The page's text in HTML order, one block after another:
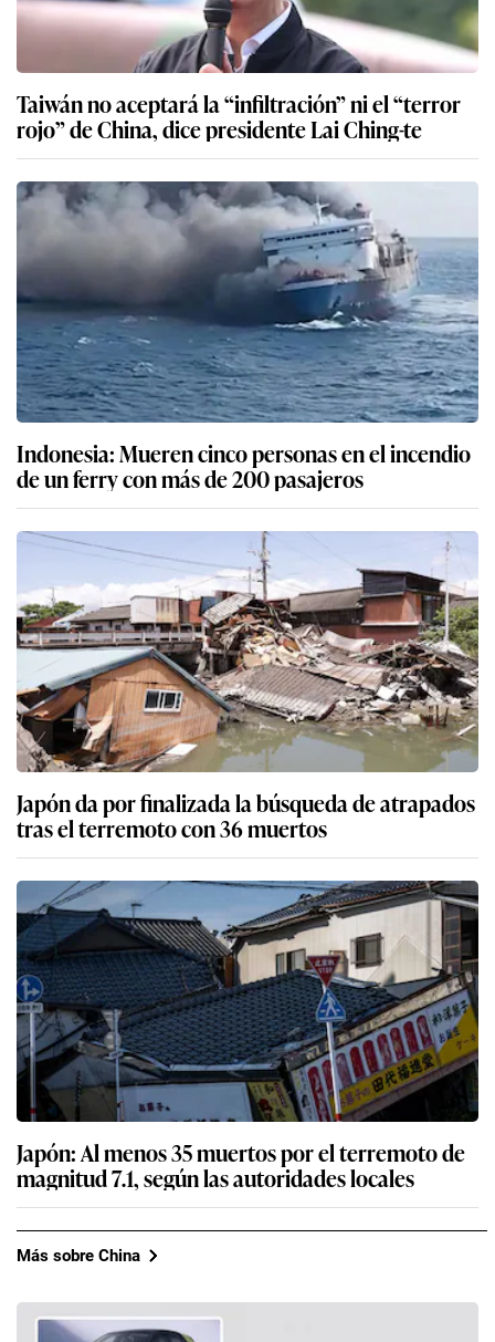
Taiwán no aceptará la “infiltración” ni el “terror
rojo” de China, dice presidente Lai Ching-te
Indonesia: Mueren cinco personas en el incendio
de un ferry con más de 200 pasajeros
Japón da por finalizada la búsqueda de atrapados
tras el terremoto con 36 muertos
Japón: Al menos 35 muertos por el terremoto de
magnitud 7.1, según las autoridades locales
Más sobre China